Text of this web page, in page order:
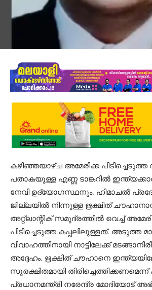
കഴിഞ്ഞയാഴ്ച അമേരിക്ക
പതാകയുള്ള എണ്ണ ടാങ്കറില്‍
നേവി ഉദ്യോഗസ്ഥനും. ഹിമാചല്‍
ജില്ലയില്‍ നിന്നുള്ള ഋക്ഷിത്
അറ്റ്‌ലാന്റിക് സമുദ്രത്തില്‍ വെച്ച്
പിടിച്ചെടുത്ത കപ്പലിലുള്ളത്. അടുത്ത
വിവാഹത്തിനായി നാട്ടിലേക്ക്
അദ്ദേഹം. ഋക്ഷിത് ചൗഹാനെ
സുരക്ഷിതമായി
പ്രധാനമന്ത്രി നരേന്ദ്ര മോദിയോട്